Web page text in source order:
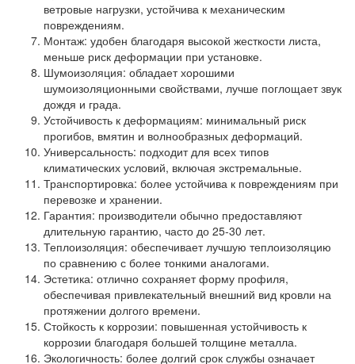
ветровые нагрузки, устойчива к механическим
повреждениям.
Монтаж: удобен благодаря высокой жесткости листа,
меньше риск деформации при установке.
Шумоизоляция: обладает хорошими
шумоизоляционными свойствами, лучше поглощает звук
дождя и града.
Устойчивость к деформациям: минимальный риск
прогибов, вмятин и волнообразных деформаций.
Универсальность: подходит для всех типов
климатических условий, включая экстремальные.
Транспортировка: более устойчива к повреждениям при
перевозке и хранении.
Гарантия: производители обычно предоставляют
длительную гарантию, часто до 25-30 лет.
Теплоизоляция: обеспечивает лучшую теплоизоляцию
по сравнению с более тонкими аналогами.
Эстетика: отлично сохраняет форму профиля,
обеспечивая привлекательный внешний вид кровли на
протяжении долгого времени.
Стойкость к коррозии: повышенная устойчивость к
коррозии благодаря большей толщине металла.
Экологичность: более долгий срок службы означает